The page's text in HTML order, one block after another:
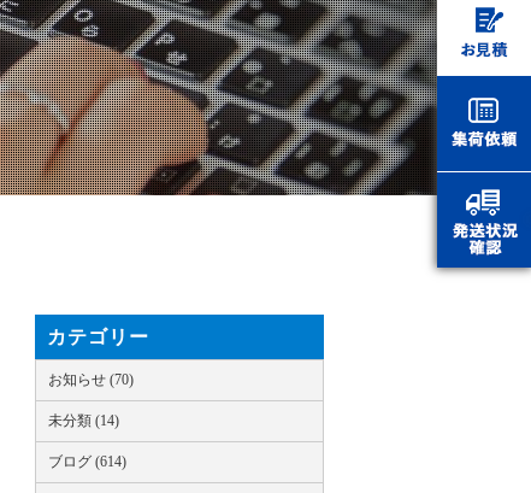
カテゴリー
お知らせ (70)
未分類 (14)
ブログ (614)